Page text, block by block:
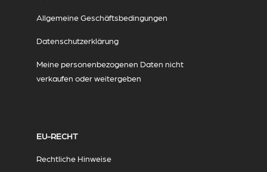
Allgemeine Geschäftsbedingungen
Datenschutzerklärung
Meine personenbezogenen Daten nicht
verkaufen oder weitergeben
EU-RECHT
Rechtliche Hinweise